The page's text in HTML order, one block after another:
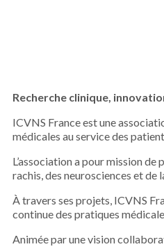
Recherche clinique,
ICVNS France est une
médicales au service des
L’association a pour mission
rachis, des neurosciences et de
À travers ses projets, ICVNS
continue des pratiques
Animée par une vision